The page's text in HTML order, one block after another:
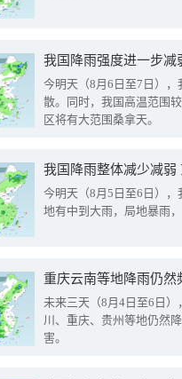
今明天（8月6日至7日）
散。同时，我国高温范围
区将有大范围桑拿天。
我国降雨整体减少减弱
今明天（8月5日至6日）
地有中到大雨，局地暴雨
重庆云南等地降雨仍然
未来三天（8月4日至6日
川、重庆、贵州等地仍然
害。